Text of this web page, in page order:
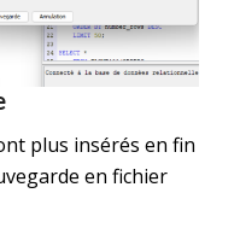
plus insérés en fin
en fichier